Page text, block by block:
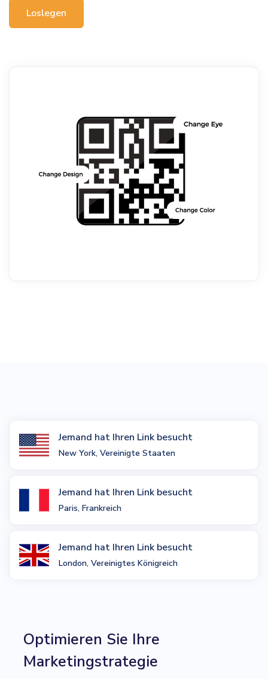
Loslegen
Jemand hat Ihren Link besucht
New York, Vereinigte Staaten
Jemand hat Ihren Link besucht
Paris, Frankreich
Jemand hat Ihren Link besucht
London, Vereinigtes Königreich
Optimieren Sie Ihre
Marketingstrategie